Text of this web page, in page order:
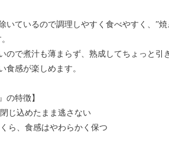
いているので調理しやすく食べやすく、”
ので煮汁も薄まらず、熟成してちょっと引
食感が楽しめます。
の特徴】
じ込めたまま逃さない
ら、食感はやわらかく保つ